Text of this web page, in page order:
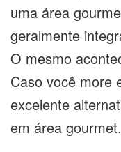
uma área
geralmente
O mesmo
Caso você more
excelente
em área gourmet.